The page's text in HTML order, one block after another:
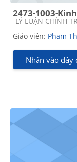
2473-1003-
Các loại khóa học
LÝ LUẬN CHÍNH
Giáo viên: Pham
Nhấn vào đây